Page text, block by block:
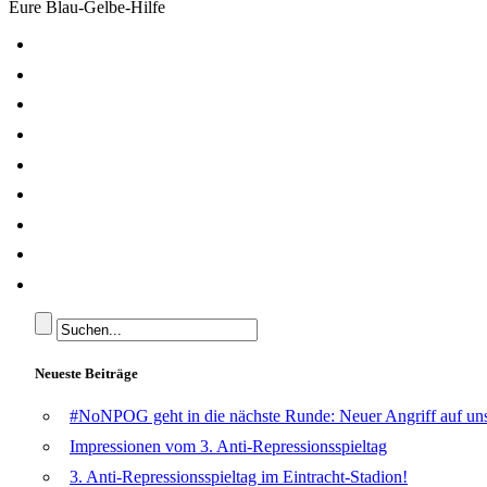
Eure Blau-Gelbe-Hilfe
Neueste Beiträge
#NoNPOG geht in die nächste Runde: Neuer Angriff auf
Impressionen vom 3. Anti-Repressionsspieltag
3. Anti-Repressionsspieltag im Eintracht-Stadion!